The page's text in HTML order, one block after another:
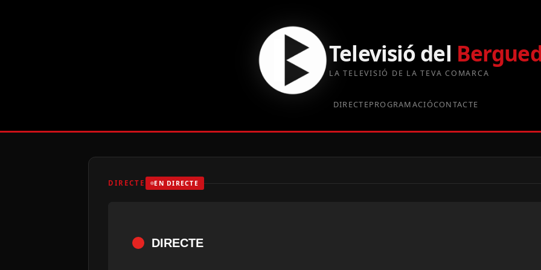
Televisió del
LA TELEVISIÓ DE LA TEVA COMARCA
DIRECTEPROGRAMACIÓCONTACTE
DIRECTE EN DIRECTE
DIRECTE